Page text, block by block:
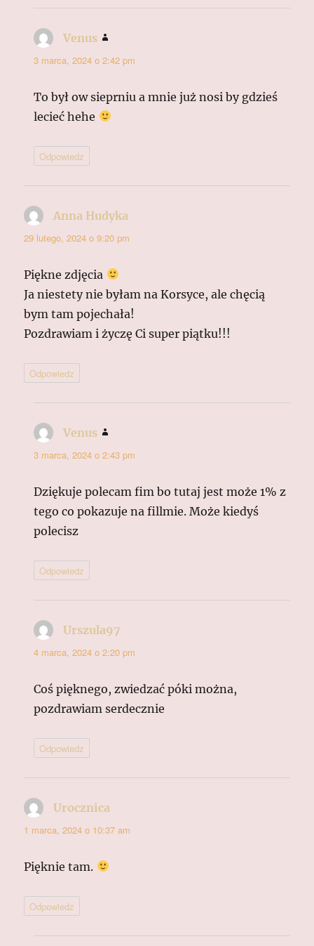
Venus
3 marca, 2024 o 2:42 pm
To był ow sieprniu a mnie już nosi by gdzieś
lecieć hehe
Odpowiedz
Anna Hudyka
29 lutego, 2024 o 9:20 pm
Piękne zdjęcia
Ja niestety nie byłam na Korsyce, ale chęcią
bym tam pojechała!
Pozdrawiam i życzę Ci super piątku!!!
Odpowiedz
Venus
3 marca, 2024 o 2:43 pm
Dziękuje polecam fim bo tutaj jest może 1% z
tego co pokazuje na fillmie. Może kiedyś
polecisz
Odpowiedz
Urszula97
4 marca, 2024 o 2:20 pm
Coś pięknego, zwiedzać póki można,
pozdrawiam serdecznie
Odpowiedz
Urocznica
1 marca, 2024 o 10:37 am
Pięknie tam.
Odpowiedz